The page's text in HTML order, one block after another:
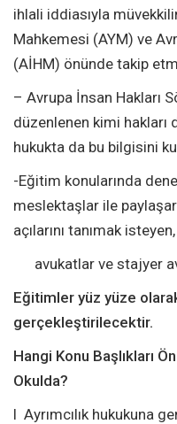
ihlali iddiasıyla
Mahkemesi (AYM) ve
(AİHM) önünde takip
– Avrupa İnsan Hakları
düzenlenen kimi hakları
hukukta da bu bilgisini
-Eğitim konularında
meslektaşlar ile
açılarını tanımak isteyen,
avukatlar ve stajyer
Eğitimler yüz yüze
gerçekleştirilecektir.
Hangi Konu Başlıkları
Okulda?
l Ayrımcılık hukukuna